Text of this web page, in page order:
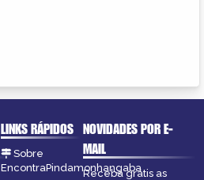
LINKS RÁPIDOS
Sobre
EncontraPindamonhangaba
NOVIDADES POR E-
MAIL
Receba grátis as